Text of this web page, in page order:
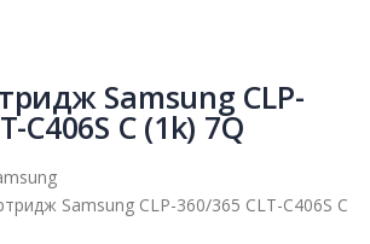
Samsung CLP-
C406S С (1k) 7Q
Samsung CLP-360/365 CLT-C406S С